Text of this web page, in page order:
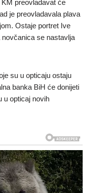
preovladavat će
je preovladavala plava
Ostaje portret Ive
se nastavlja
su u opticaju ostaju
banka BiH će donijeti
u opticaj novih